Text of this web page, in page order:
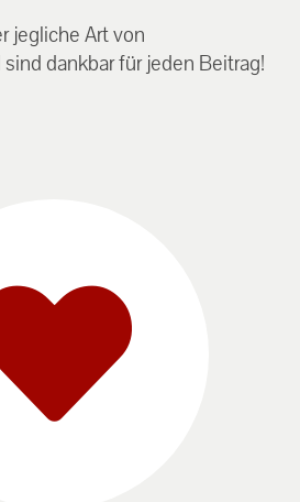
jegliche Art von
dankbar für jeden Beitrag!